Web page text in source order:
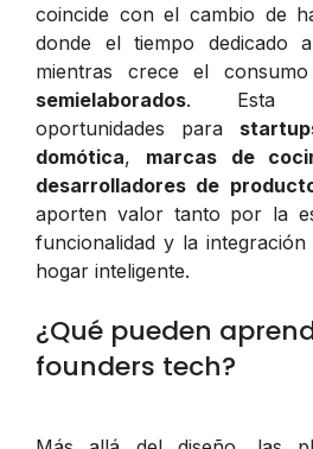
coincide con el cambio de
donde el tiempo dedicado
mientras crece el
semielaborados. Esta
oportunidades para
domótica, marcas de
desarrolladores de
aporten valor tanto por la
funcionalidad y la integración
hogar inteligente.
¿Qué pueden
founders tech?